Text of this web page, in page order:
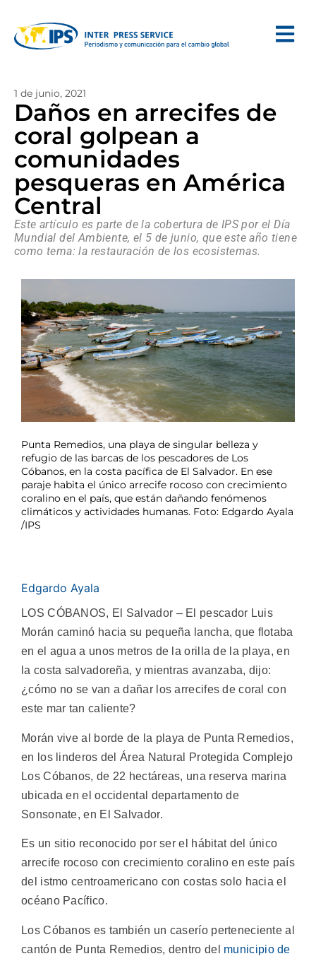
1 de junio, 2021
Daños en arrecifes de
coral golpean a
comunidades
pesqueras en América
Central
Este artículo es parte de la cobertura de IPS por el Día
Mundial del Ambiente, el 5 de junio, que este año tiene
como tema: la restauración de los ecosistemas.
Punta Remedios, una playa de singular belleza y
refugio de las barcas de los pescadores de Los
Cóbanos, en la costa pacífica de El Salvador. En ese
paraje habita el único arrecife rocoso con crecimiento
coralino en el país, que están dañando fenómenos
climáticos y actividades humanas. Foto: Edgardo Ayala
/IPS
Edgardo Ayala
LOS CÓBANOS, El Salvador – El pescador Luis
Morán caminó hacia su pequeña lancha, que flotaba
en el agua a unos metros de la orilla de la playa, en
la costa salvadoreña, y mientras avanzaba, dijo:
¿cómo no se van a dañar los arrecifes de coral con
este mar tan caliente?
Morán vive al borde de la playa de Punta Remedios,
en los linderos del Área Natural Protegida Complejo
Los Cóbanos, de 22 hectáreas, una reserva marina
ubicada en el occidental departamento de
Sonsonate, en El Salvador.
Es un sitio reconocido por ser el hábitat del único
arrecife rocoso con crecimiento coralino en este país
del istmo centroamericano con costas solo hacia el
océano Pacífico.
Los Cóbanos es también un caserío perteneciente al
cantón de Punta Remedios, dentro del municipio de